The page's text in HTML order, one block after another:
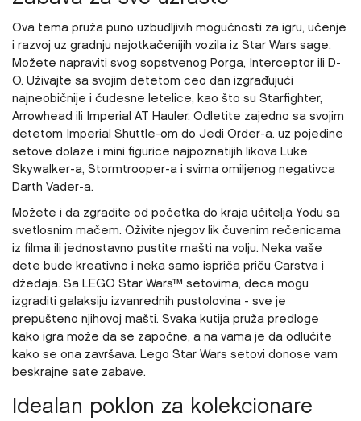
Ova tema pruža puno uzbudljivih mogućnosti za igru, učenje
i razvoj uz gradnju najotkačenijih vozila iz Star Wars sage.
Možete napraviti svog sopstvenog Porga, Interceptor ili D-
O. Uživajte sa svojim detetom ceo dan izgrađujući
najneobičnije i čudesne letelice, kao što su Starfighter,
Arrowhead ili Imperial AT Hauler. Odletite zajedno sa svojim
detetom Imperial Shuttle-om do Jedi Order-a. uz pojedine
setove dolaze i mini figurice najpoznatijih likova Luke
Skywalker-a, Stormtrooper-a i svima omiljenog negativca
Darth Vader-a.
Možete i da zgradite od početka do kraja učitelja Yodu sa
svetlosnim mačem. Oživite njegov lik čuvenim rečenicama
iz filma ili jednostavno pustite mašti na volju. Neka vaše
dete bude kreativno i neka samo ispriča priču Carstva i
džedaja. Sa LEGO Star Wars™ setovima, deca mogu
izgraditi galaksiju izvanrednih pustolovina - sve je
prepušteno njihovoj mašti. Svaka kutija pruža predloge
kako igra može da se započne, a na vama je da odlučite
kako se ona završava. Lego Star Wars setovi donose vam
beskrajne sate zabave.
Idealan poklon za kolekcionare